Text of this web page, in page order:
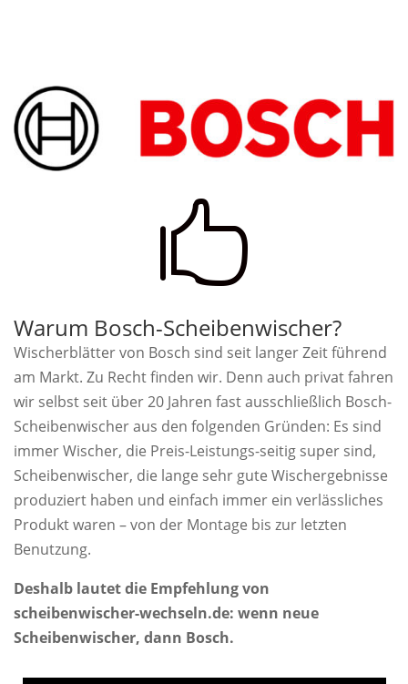

Warum Bosch-Scheibenwischer?
Wischerblätter von Bosch sind seit langer Zeit führend
am Markt. Zu Recht finden wir. Denn auch privat fahren
wir selbst seit über 20 Jahren fast ausschließlich Bosch-
Scheibenwischer aus den folgenden Gründen: Es sind
immer Wischer, die Preis-Leistungs-seitig super sind,
Scheibenwischer, die lange sehr gute Wischergebnisse
produziert haben und einfach immer ein verlässliches
Produkt waren – von der Montage bis zur letzten
Benutzung.
Deshalb lautet die Empfehlung von
scheibenwischer-wechseln.de: wenn neue
Scheibenwischer, dann Bosch.